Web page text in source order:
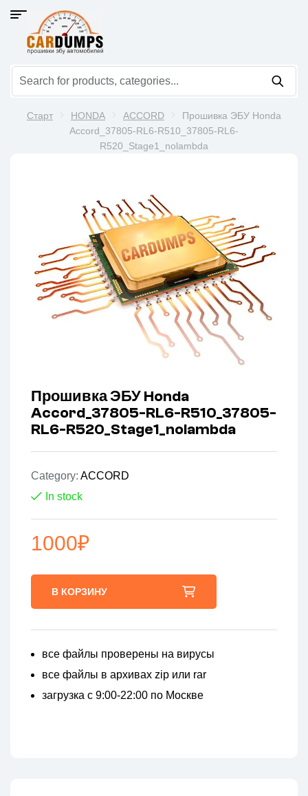
Старт HONDA ACCORD
Прошивка ЭБУ Honda
Accord_37805-RL6-R510_37805-RL6-
R520_Stage1_nolambda
Прошивка ЭБУ Honda
Accord_37805-RL6-R510_37805-
RL6-R520_Stage1_nolambda
Category: ACCORD
In stock
1000₽
В КОРЗИНУ
все файлы проверены на вирусы
все файлы в архивах zip или rar
загрузка с 9:00-22:00 по Москве